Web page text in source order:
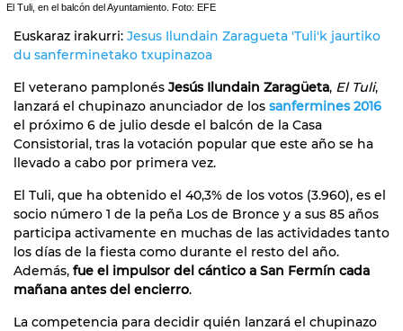
El Tuli, en el balcón del Ayuntamiento. Foto: EFE
Euskaraz irakurri: Jesus Ilundain Zaragueta 'Tuli'k jaurtiko
du sanferminetako txupinazoa
El veterano pamplonés Jesús Ilundain Zaragüeta, El Tuli,
lanzará el chupinazo anunciador de los sanfermines 2016
el próximo 6 de julio desde el balcón de la Casa
Consistorial, tras la votación popular que este año se ha
llevado a cabo por primera vez.
El Tuli, que ha obtenido el 40,3% de los votos (3.960), es el
socio número 1 de la peña Los de Bronce y a sus 85 años
participa activamente en muchas de las actividades tanto
los días de la fiesta como durante el resto del año.
Además, fue el impulsor del cántico a San Fermín cada
mañana antes del encierro.
La competencia para decidir quién lanzará el chupinazo